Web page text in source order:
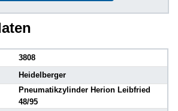
3808
Heidelberger
Pneumatikzylinder Herion Leibfried
48/95